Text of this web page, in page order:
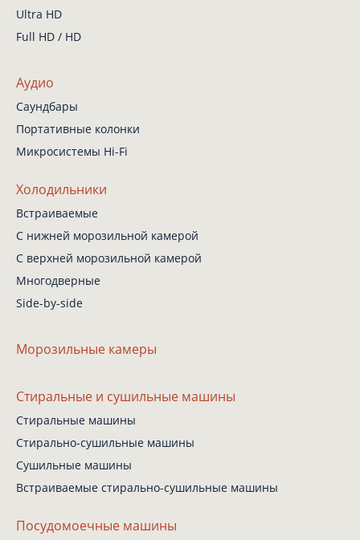
Ultra HD
Full HD / HD
Аудио
Саундбары
Портативные колонки
Микросистемы Hi-Fi
Холодильники
Встраиваемые
С нижней морозильной камерой
С верхней морозильной камерой
Многодверные
Side-by-side
Морозильные камеры
Стиральные и сушильные машины
Стиральные машины
Стирально-сушильные машины
Сушильные машины
Встраиваемые стирально-сушильные машины
Посудомоечные машины